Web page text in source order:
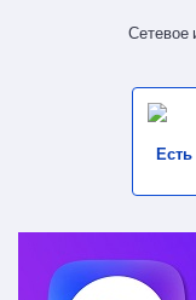
Сетевое